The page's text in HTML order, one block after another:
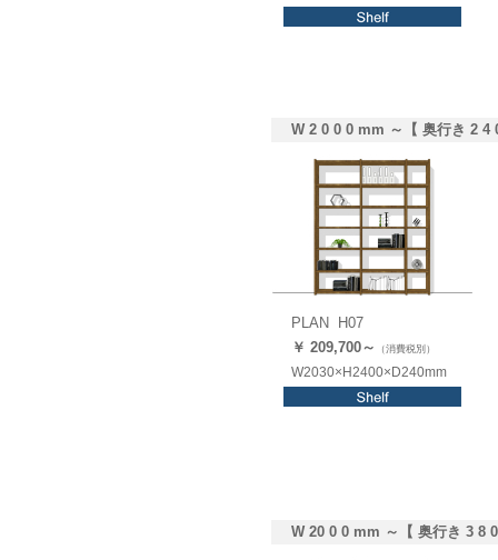
W 2 0 0 0 mm ～【 奥行き 2 4
PLAN H07
￥ 209,700～ （消費税別）
W2030×H2400×D240mm
W 20 0 0 mm ～【 奥行き 3 8